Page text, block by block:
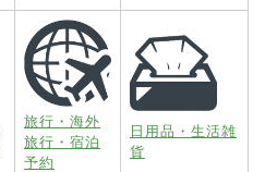
旅行・海外
旅行・宿泊
予約
日用品・生活雑
貨